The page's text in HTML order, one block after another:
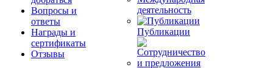
Вопросы и
ответы
Награды и
сертификаты
Отзывы
деятельность
Публикации